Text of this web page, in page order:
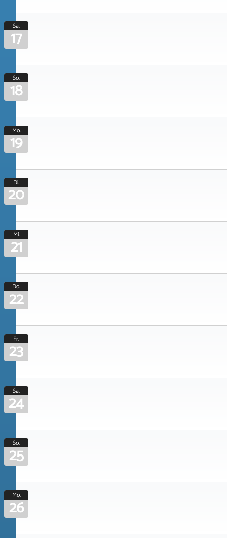
Sa.
17
So.
18
Mo.
19
Di.
20
Mi.
21
Do.
22
Fr.
23
Sa.
24
So.
25
Mo.
26